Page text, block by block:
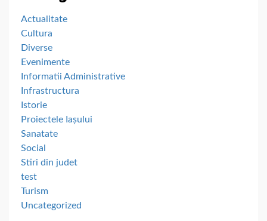
Actualitate
Cultura
Diverse
Evenimente
Informatii Administrative
Infrastructura
Istorie
Proiectele Iașului
Sanatate
Social
Stiri din judet
test
Turism
Uncategorized